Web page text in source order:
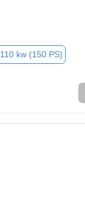
110 kw (150 PS)